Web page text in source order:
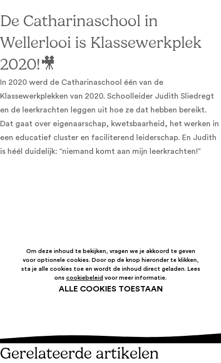
De Catharinaschool in
Wellerlooi is Klassewerkplek
2020!🎥
In 2020 werd de Catharinaschool één van de
Klassewerkplekken van 2020. Schoolleider Judith Sliedregt
en de leerkrachten leggen uit hoe ze dat hebben bereikt.
Dat gaat over eigenaarschap, kwetsbaarheid, het werken in
een educatief cluster en faciliterend leiderschap. En Judith
is héél duidelijk: “niemand komt aan mijn leerkrachten!”
Om deze inhoud te bekijken, vragen we je akkoord te geven
voor optionele cookies. Door op de knop hieronder te klikken,
sta je alle cookies toe en wordt de inhoud direct geladen. Lees
ons cookiebeleid voor meer informatie.
ALLE COOKIES TOESTAAN
Gerelateerde artikelen